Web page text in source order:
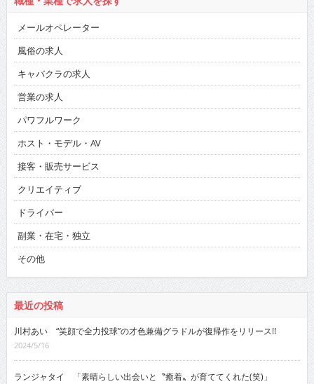
メールオペレーター
風俗の求人
キャバクラの求人
営業の求人
パワフルワーク
ホスト・モデル・AV
接客・販売サービス
クリエイティブ
ドライバー
副業・在宅・独立
その他
最近の投稿
川村あい “笑顔で全力投球”の才色兼備グラドルが復帰作をリリース!!
2024/5/16
ランジャタイ 「素晴らしい出会いと〝癒着〟が育ててくれた(笑)」